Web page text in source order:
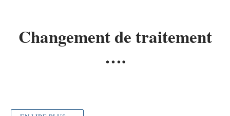
Changement de traitement
….